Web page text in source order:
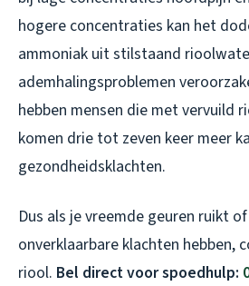
hogere concentraties kan het
ammoniak uit stilstaand
ademhalingsproblemen
hebben mensen die met vervuild
komen drie tot zeven keer meer
gezondheidsklachten.
Dus als je vreemde geuren ruikt
onverklaarbare klachten hebben,
riool. Bel direct voor spoedhulp: